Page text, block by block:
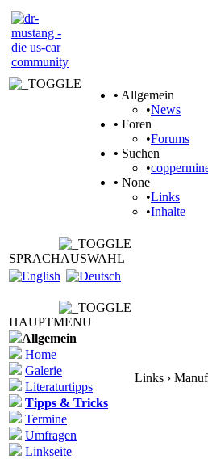
• Allgemein
•News
• Foren
•Forums
• Suchen
•
• None
•Links
•Inhalte
SPRACHAUSWAHL
HAUPTMENU
Allgemein
Home
Galerie
Literaturtipps
Tipps & Tricks
Termine
Umfragen
Linkseite
Links ›